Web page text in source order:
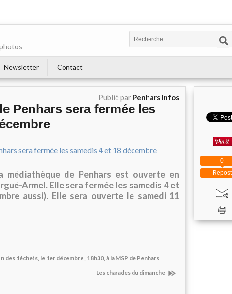
Newsletter Contact
Publié par Penhars Infos
Penhars sera fermée les
médiathèque de Penhars est ouverte en
Armel. Elle sera fermée les samedis 4 et
aussi). Elle sera ouverte le samedi 11
déchets, le 1er décembre , 18h30, à la MSP de Penhars
Les charades du dimanche
Repost
0